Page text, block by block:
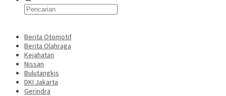
Berita Otomotif
Berita Olahraga
Kejahatan
Nissan
Bulutangkis
DKI Jakarta
Gerindra